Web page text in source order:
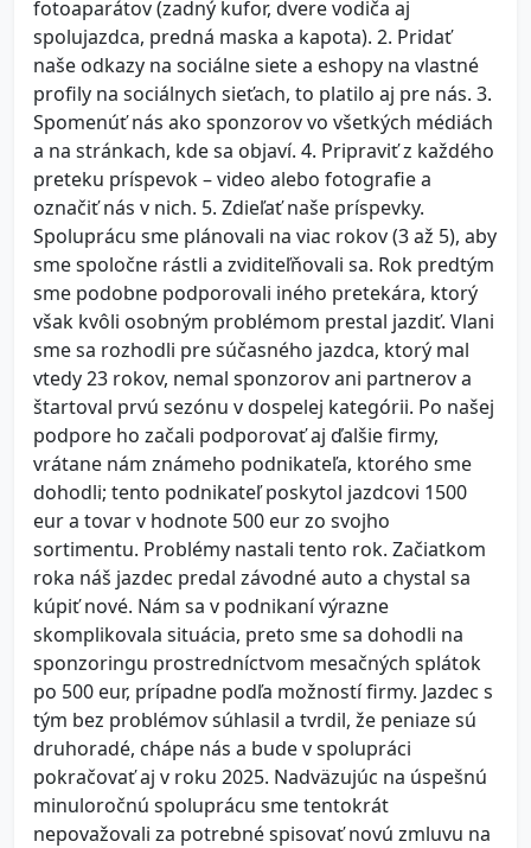
fotoaparátov (zadný kufor, dvere vodiča aj
spolujazdca, predná maska a kapota). 2. Pridať
naše odkazy na sociálne siete a eshopy na vlastné
profily na sociálnych sieťach, to platilo aj pre nás. 3.
Spomenúť nás ako sponzorov vo všetkých médiách
a na stránkach, kde sa objaví. 4. Pripraviť z každého
preteku príspevok – video alebo fotografie a
označiť nás v nich. 5. Zdieľať naše príspevky.
Spoluprácu sme plánovali na viac rokov (3 až 5), aby
sme spoločne rástli a zviditeľňovali sa. Rok predtým
sme podobne podporovali iného pretekára, ktorý
však kvôli osobným problémom prestal jazdiť. Vlani
sme sa rozhodli pre súčasného jazdca, ktorý mal
vtedy 23 rokov, nemal sponzorov ani partnerov a
štartoval prvú sezónu v dospelej kategórii. Po našej
podpore ho začali podporovať aj ďalšie firmy,
vrátane nám známeho podnikateľa, ktorého sme
dohodli; tento podnikateľ poskytol jazdcovi 1500
eur a tovar v hodnote 500 eur zo svojho
sortimentu. Problémy nastali tento rok. Začiatkom
roka náš jazdec predal závodné auto a chystal sa
kúpiť nové. Nám sa v podnikaní výrazne
skomplikovala situácia, preto sme sa dohodli na
sponzoringu prostredníctvom mesačných splátok
po 500 eur, prípadne podľa možností firmy. Jazdec s
tým bez problémov súhlasil a tvrdil, že peniaze sú
druhoradé, chápe nás a bude v spolupráci
pokračovať aj v roku 2025. Nadväzujúc na úspešnú
minuloročnú spoluprácu sme tentokrát
nepovažovali za potrebné spisovať novú zmluvu na